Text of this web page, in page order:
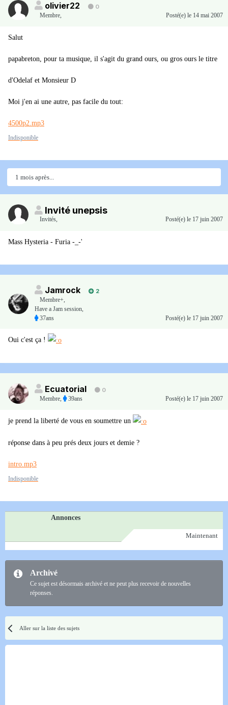
olivier22
0
Membre, Posté(e) le 14 mai 2007
Salut
papabreton, pour ta musique, il s'agit du grand ours, ou gros ours le titre
d'Odelaf et Monsieur D
Moi j'en ai une autre, pas facile du tout:
4500p2.mp3
Indisponible
1 mois après...
Invité unepsis
Invités, Posté(e) le 17 juin 2007
Mass Hysteria - Furia -_-'
Jamrock
2
Membre+,
Have a Jam session,
37ans
Posté(e) le 17 juin 2007
Oui c'est ça !
Ecuatorial
0
Membre, 39ans Posté(e) le 17 juin 2007
je prend la liberté de vous en soumettre un
réponse dans à peu prés deux jours et demie ?
intro.mp3
Indisponible
Annonces
Maintenant
Archivé
Ce sujet est désormais archivé et ne peut plus recevoir de nouvelles
réponses.
Aller sur la liste des sujets